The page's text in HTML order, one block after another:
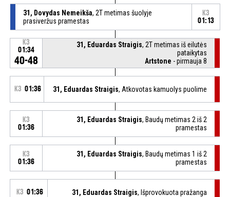
31, Dovydas Nemeikša, 2T metimas šuolyje
prasiveržus pramestas
K3
01:13
K3
01:34
40-48
31, Eduardas Straigis, 2T metimas iš eilutės
pataikytas
Artstone - pirmauja 8
K3 01:36 31, Eduardas Straigis, Atkovotas kamuolys puolime
K3
01:36
31, Eduardas Straigis, Baudų metimas 2 iš 2
pramestas
K3
01:36
31, Eduardas Straigis, Baudų metimas 1 iš 2
pramestas
K3 01:36 31, Eduardas Straigis, Išprovokuota pražanga